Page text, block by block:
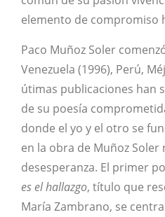
elemento de compromiso
Paco Muñoz Soler
Venezuela (1996), Perú,
útimas publicaciones han
de su poesía
donde el yo y el otro se
en la obra de Muñoz Soler
desesperanza. El primer
es el hallazgo, título que
María Zambrano, se